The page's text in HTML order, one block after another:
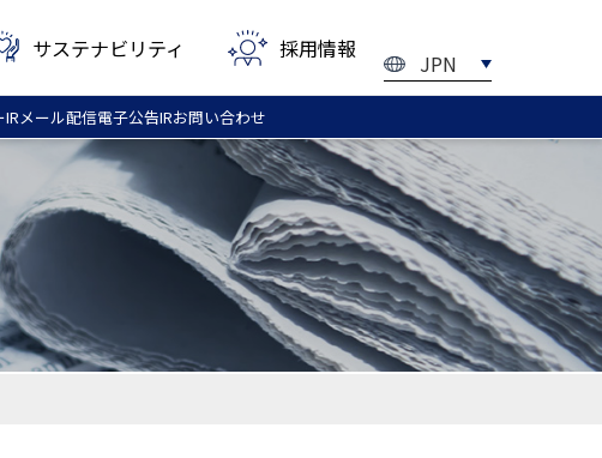
JPN
サステナビリティ 採用情報
IR メール配信電子公告IRお問い合わせ